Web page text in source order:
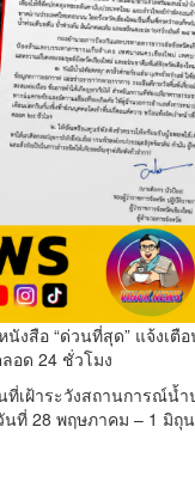
งสือ “ด่วนที่สุด” แจ้งเตื
อด 24 ชั่วโมง
ที่เฝ้าระวังสถานการณ์น้
ที่ 28 พฤษภาคม – 1 มิถุ